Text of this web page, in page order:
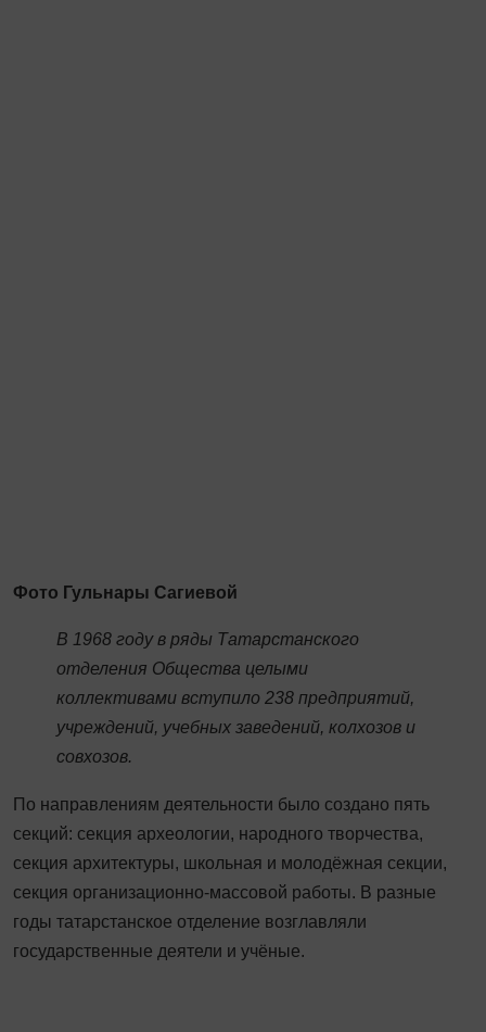
Фото Гульнары Сагиевой
В 1968 году в ряды Татарстанского
отделения Общества целыми
коллективами вступило 238 предприятий,
учреждений, учебных заведений, колхозов и
совхозов.
По направлениям деятельности было создано пять
секций: секция археологии, народного творчества,
секция архитектуры, школьная и молодёжная секции,
секция организационно-массовой работы. В разные
годы татарстанское отделение возглавляли
государственные деятели и учёные.